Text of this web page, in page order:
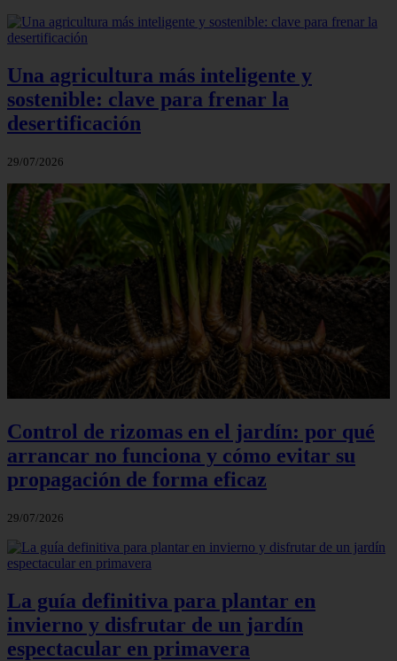
Una agricultura más inteligente y
sostenible: clave para frenar la
desertificación
29/07/2026
Control de rizomas en el jardín: por qué
arrancar no funciona y cómo evitar su
propagación de forma eficaz
29/07/2026
La guía definitiva para plantar en
invierno y disfrutar de un jardín
espectacular en primavera